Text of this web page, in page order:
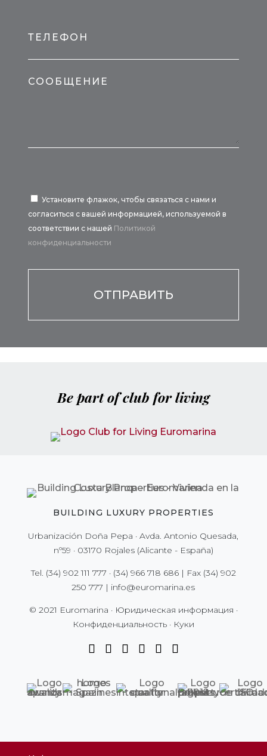
ТЕЛЕФОН
СООБЩЕНИЕ
Установите флажок, чтобы связаться с нами и
согласиться с вашей информацией, используемой в
соответствии с нашей Политикой
конфиденциальности
Be part of club for living
BUILDING LUXURY PROPERTIES
Urbanización Doña Pepa · Avda. Antonio Quesada,
nº59 · 03170 Rojales (Alicante - España)
Tel. (34) 902 111 777 · (34) 966 718 686| Fax (34) 902
250 777 | info@euromarina.es
© 2021 Euromarina · Юридическая информация ·
Конфиденциальность· Куки